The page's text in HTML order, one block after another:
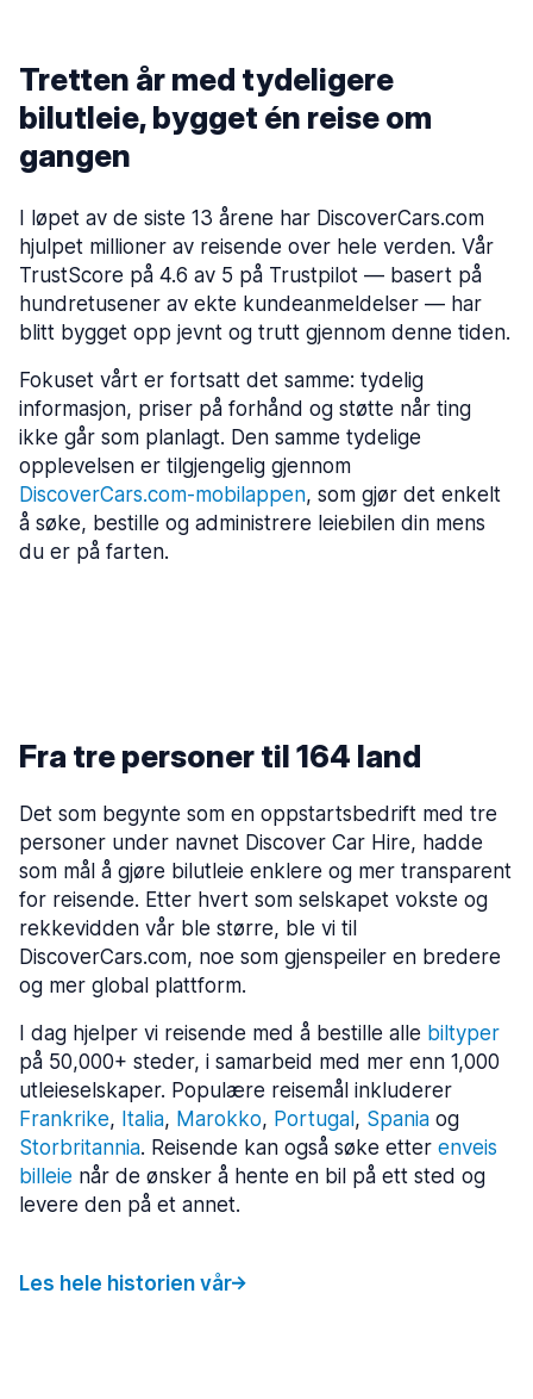
Tretten år med tydeligere
bilutleie, bygget én reise om
gangen
I løpet av de siste 13 årene har DiscoverCars.com
hjulpet millioner av reisende over hele verden. Vår
TrustScore på 4.6 av 5 på Trustpilot — basert på
hundretusener av ekte kundeanmeldelser — har
blitt bygget opp jevnt og trutt gjennom denne tiden.
Fokuset vårt er fortsatt det samme: tydelig
informasjon, priser på forhånd og støtte når ting
ikke går som planlagt. Den samme tydelige
opplevelsen er tilgjengelig gjennom
DiscoverCars.com-mobilappen, som gjør det enkelt
å søke, bestille og administrere leiebilen din mens
du er på farten.
“Vi måtte lage et produkt som vi ville vært
Fra tre personer til 164 land
Det som begynte som en oppstartsbedrift med tre
personer under navnet Discover Car Hire, hadde
som mål å gjøre bilutleie enklere og mer transparent
for reisende. Etter hvert som selskapet vokste og
rekkevidden vår ble større, ble vi til
DiscoverCars.com, noe som gjenspeiler en bredere
og mer global plattform.
I dag hjelper vi reisende med å bestille alle biltyper
på 50,000+ steder, i samarbeid med mer enn 1,000
utleieselskaper. Populære reisemål inkluderer
Frankrike, Italia, Marokko, Portugal , Spania og
Storbritannia. Reisende kan også søke etter enveis
billeie når de ønsker å hente en bil på ett sted og
levere den på et annet.
Les hele historien vår